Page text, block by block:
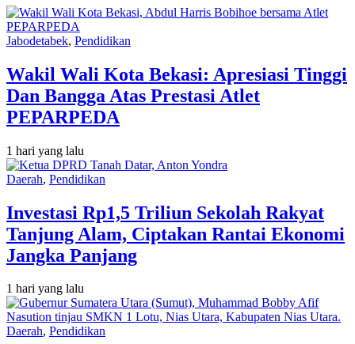
Jabodetabek, Pendidikan
Wakil Wali Kota Bekasi: Apresiasi Tinggi
Dan Bangga Atas Prestasi Atlet
PEPARPEDA
1 hari yang lalu
Daerah, Pendidikan
Investasi Rp1,5 Triliun Sekolah Rakyat
Tanjung Alam, Ciptakan Rantai Ekonomi
Jangka Panjang
1 hari yang lalu
Daerah, Pendidikan